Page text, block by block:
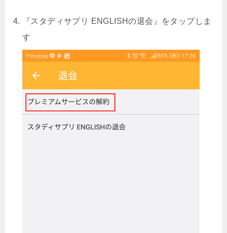
『スタディサプリ ENGLISHの退会』をタップしま
す